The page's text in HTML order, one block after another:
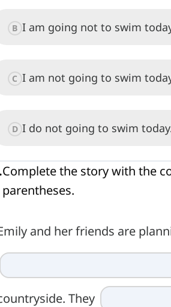
B I am going not to swim
C I am not going to swim
D I do not going to swim
.Complete the story with the
parentheses.
and her friends are
They